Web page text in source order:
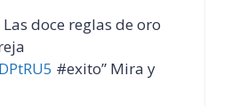
doce reglas de oro
#exito” Mira y